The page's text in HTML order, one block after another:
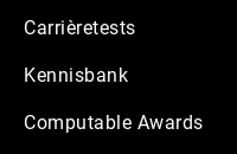
Carrièretests
Kennisbank
Computable Awards